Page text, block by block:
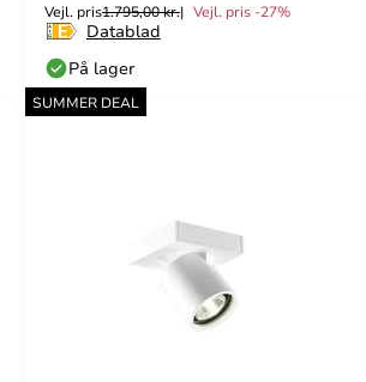
Vejl. pris1.795,00 kr. Vejl. pris -27%
Datablad
På lager
SUMMER DEAL